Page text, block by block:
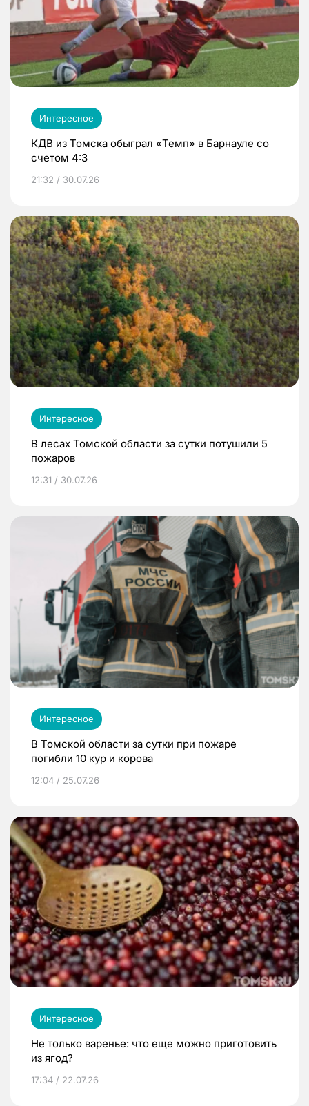
Интересное
КДВ из Томска обыграл «Темп» в Барнауле со
счетом 4:3
21:32 / 30.07.26
Интересное
В лесах Томской области за сутки потушили 5
пожаров
12:31 / 30.07.26
Интересное
В Томской области за сутки при пожаре
погибли 10 кур и корова
12:04 / 25.07.26
Интересное
Не только варенье: что еще можно приготовить
из ягод?
17:34 / 22.07.26